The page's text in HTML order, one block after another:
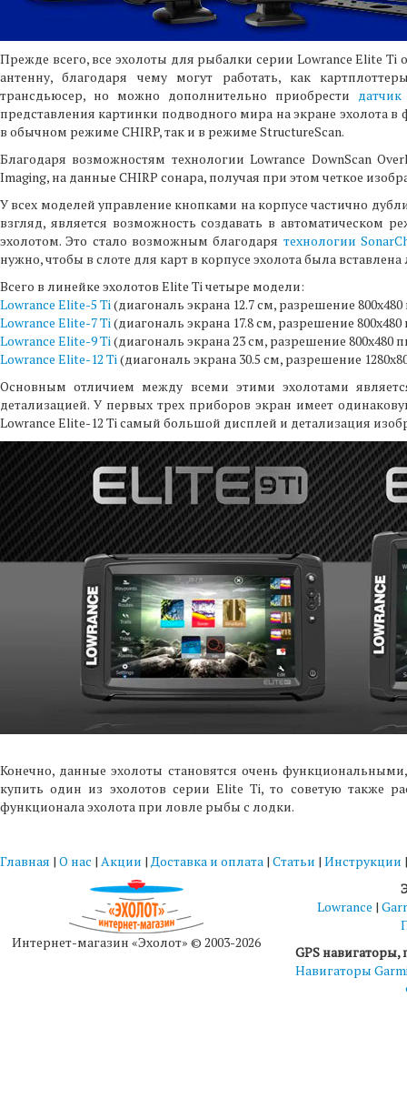
Прежде всего, все эхолоты для рыбалки серии Lowrance Elite
антенну, благодаря чему могут работать, как
трансдьюсер, но можно дополнительно приобрести
представления картинки подводного мира на экране эхолота
в обычном режиме CHIRP, так и в режиме StructureScan.
Благодаря возможностям технологии Lowrance DownScan
Imaging, на данные CHIRP сонара, получая при этом четкое
У всех моделей управление кнопками на корпусе частично
взгляд, является возможность создавать в автоматическом
эхолотом. Это стало возможным благодаря технологии
нужно, чтобы в слоте для карт в корпусе эхолота была
Всего в линейке эхолотов Elite Ti четыре модели:
Lowrance Elite-5 Ti(диагональ экрана 12.7 см, разрешение
Lowrance Elite-7 Ti(диагональ экрана 17.8 см, разрешение
Lowrance Elite-9 Ti(диагональ экрана 23 см, разрешение 800х480
Lowrance Elite-12 Ti(диагональ экрана 30.5 см, разрешение
Основным отличием между всеми этими эхолотами
детализацией. У первых трех приборов экран имеет
Lowrance Elite-12 Ti самый большой дисплей и детализация
Конечно, данные эхолоты становятся очень
купить один из эхолотов серии Elite Ti, то советую также
функционала эхолота при ловле рыбы с лодки.
Главная | О нас | Акции |Доставка и оплата | Статьи | Инструкции
Интернет-магазин «Эхолот» © 2003-2026
Lowrance |
GPS
Навигаторы